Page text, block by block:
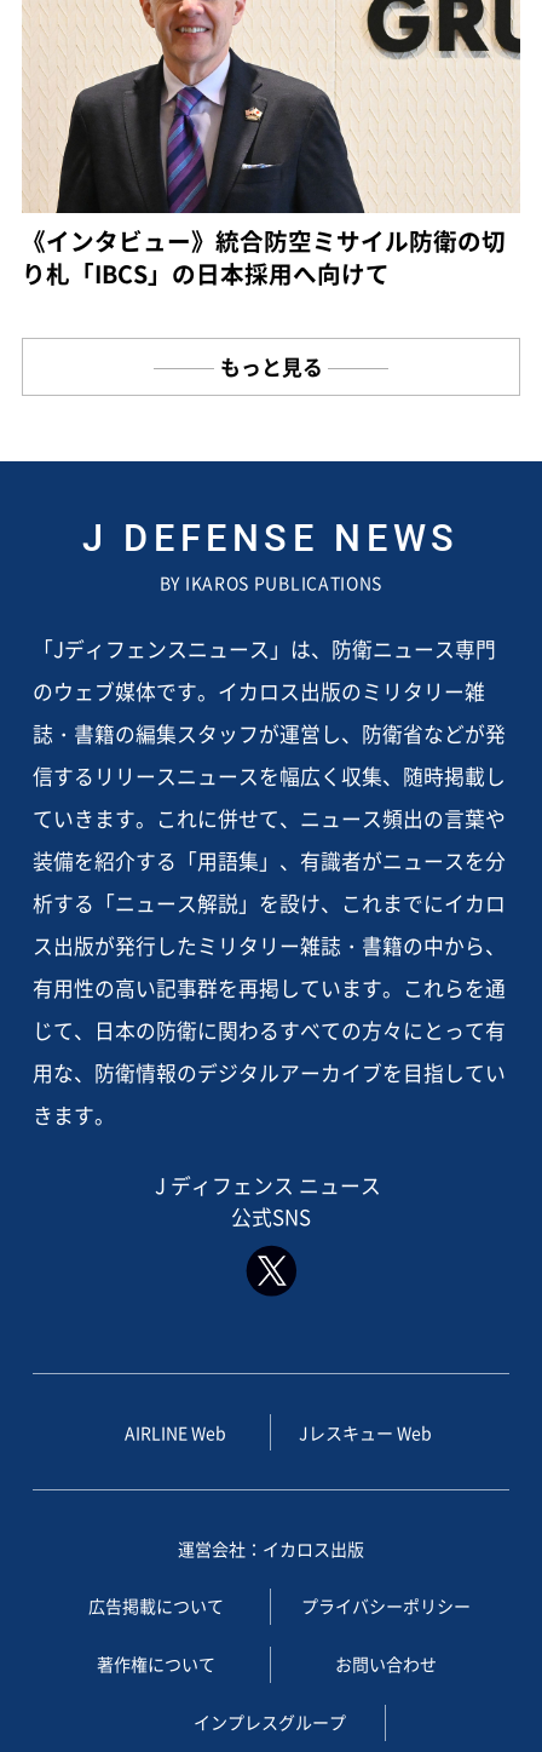
《インタビュー》統合防空ミサイル防衛の切
り札「IBCS」の日本採用へ向けて
もっと見る
J DEFENSE NEWS
BY IKAROS PUBLICATIONS
「Jディフェンスニュース」は、防衛ニュース専門
のウェブ媒体です。イカロス出版のミリタリー雑
誌・書籍の編集スタッフが運営し、防衛省などが発
信するリリースニュースを幅広く収集、随時掲載し
ていきます。これに併せて、ニュース頻出の言葉や
装備を紹介する「用語集」、有識者がニュースを分
析する「ニュース解説」を設け、これまでにイカロ
ス出版が発行したミリタリー雑誌・書籍の中から、
有用性の高い記事群を再掲しています。これらを通
じて、日本の防衛に関わるすべての方々にとって有
用な、防衛情報のデジタルアーカイブを目指してい
きます。
J ディフェンス ニュース
公式SNS
AIRLINE Web Jレスキュー Web
運営会社：イカロス出版
広告掲載について プライバシーポリシー
著作権について お問い合わせ
インプレスグループ